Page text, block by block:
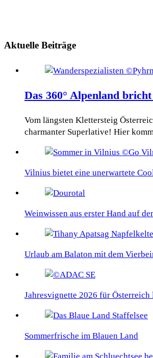
Aktuelle Beiträge
Das 360° Alpenland
Vom längsten Klettersteig
charmanter Superlative! Hier
Vilnius bietet eine unerwartete
Weinwissen aus erster Hand auf
Urlaub am Balaton mit dem
Jahresvignette 2026 für
Sommerfrische im Blauen Land